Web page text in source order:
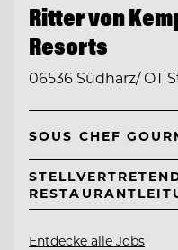
Ritter von
Resorts
06536 Südharz/ OT
SOUS CHEF
Entdecke alle Jobs